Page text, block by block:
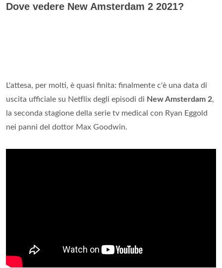
Dove vedere New Amsterdam 2 2021?
L'attesa, per molti, è quasi finita: finalmente c'è una data di
uscita ufficiale su Netflix degli episodi di New Amsterdam 2,
la seconda stagione della serie tv medical con Ryan Eggold
nei panni del dottor Max Goodwin.